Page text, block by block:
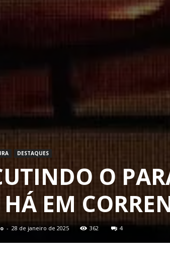
DESTAQUES
O
HÁ EM
- 28 de janeiro de 2025 362 4